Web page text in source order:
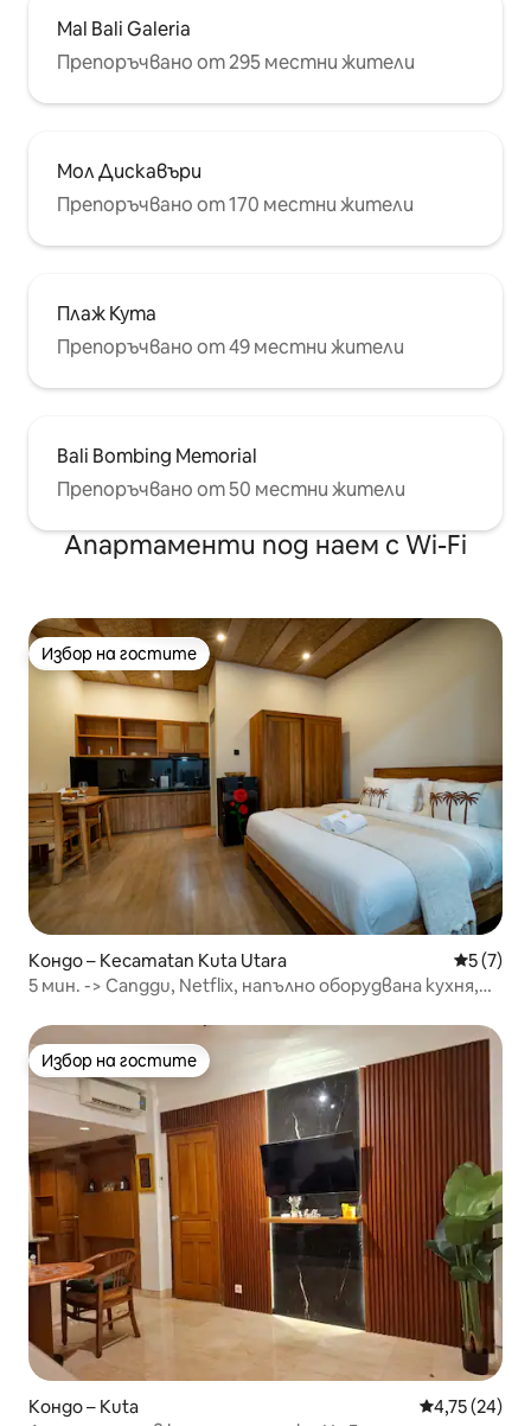
Mal Bali Galeria
Препоръчвано от 295 местни жители
Мол Дискавъри
Препоръчвано от 170 местни жители
Плаж Кута
Препоръчвано от 49 местни жители
Bali Bombing Memorial
Препоръчвано от 50 местни жители
Апартаменти под наем с Wi-Fi
Избор на гостите
Избор на гостите
Кондо – Kecamatan Kuta Utara Средна
5 (7)
5 мин. -> Canggu, Netflix, напълно оборудвана кухня,
Избор на гостите
Избор на гостите
Кондо – Kuta Средна
4,75 (24)